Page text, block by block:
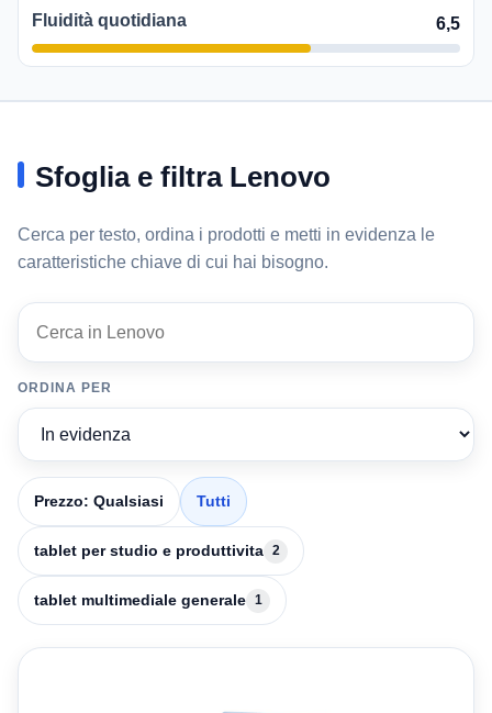
Fluidità quotidiana 6,5
Sfoglia e filtra Lenovo
Cerca per testo, ordina i prodotti e metti in evidenza le
caratteristiche chiave di cui hai bisogno.
Cerca in Lenovo
ORDINA PER
Prezzo: Qualsiasi Tutti
tablet per studio e produttivita 2
tablet multimediale generale 1
3 prodotti